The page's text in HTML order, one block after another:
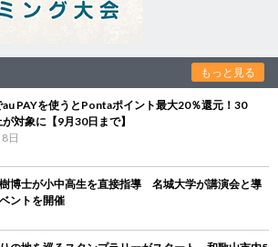
もっと見る
PAYを使うとPontaポイント最大20％還元！30
対象に【9月30日まで】
日
博士が小中高生を直接指導 名城大学が講演会と導
ントを開催